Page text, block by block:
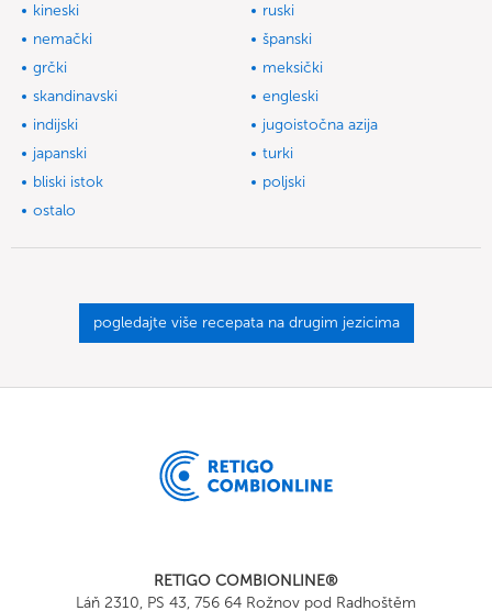
kineski
ruski
nemački
španski
grčki
meksički
skandinavski
engleski
indijski
jugoistočna azija
japanski
turki
bliski istok
poljski
ostalo
pogledajte više recepata na drugim jezicima
RETIGO COMBIONLINE®
Láň 2310, PS 43, 756 64 Rožnov pod Radhoštěm